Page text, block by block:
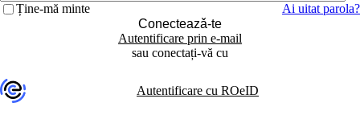
Ține-mă minte
Ai uitat parola?
Conecteazǎ-te
Autentificare prin e-mail
sau conectați-vă cu
Autentificare cu ROeID